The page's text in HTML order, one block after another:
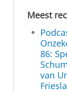
Meest
86:
van